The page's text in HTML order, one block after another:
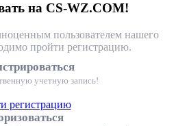
на CS-WZ.COM!
пользователем нашего
пройти регистрацию.
учетную запись!
регистрацию